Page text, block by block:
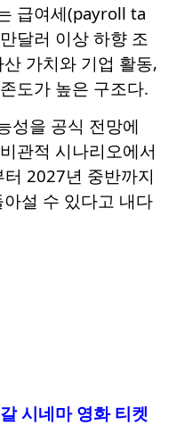
급여세(payroll ta
달러 이상 하향 조
가치와 기업 활동,
도가 높은 구조다.
성을 공식 전망에
관적 시나리오에서
2027년 중반까지
설 수 있다고 내다
시네마 영화 티켓